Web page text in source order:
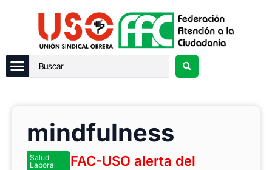
mindfulness
Salud
Laboral
FAC-USO alerta del